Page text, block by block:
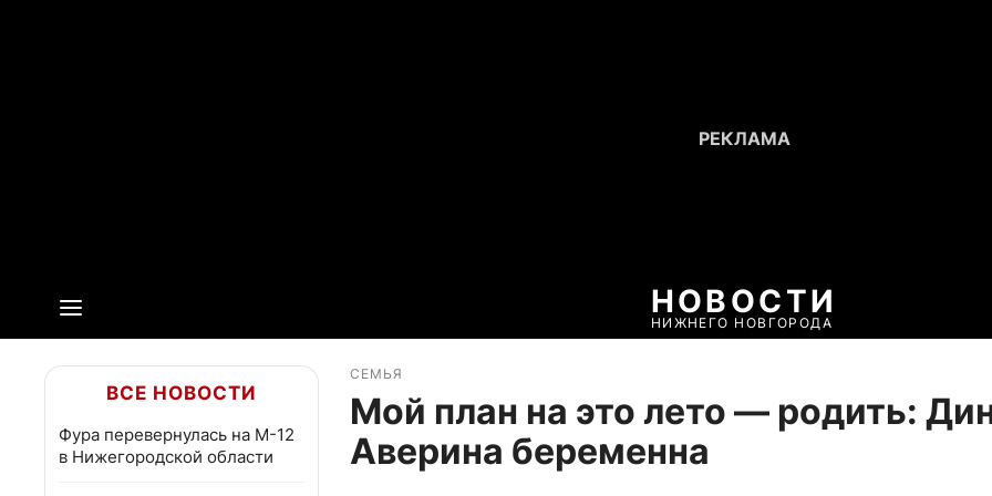
НОВОСТИ
НИЖНЕГО НОВГОРОДА
ВСЕ НОВОСТИ
Фура перевернулась на М-12
в Нижегородской области
СЕМЬЯ
Мой план на это лето — родить:
Аверина беременна